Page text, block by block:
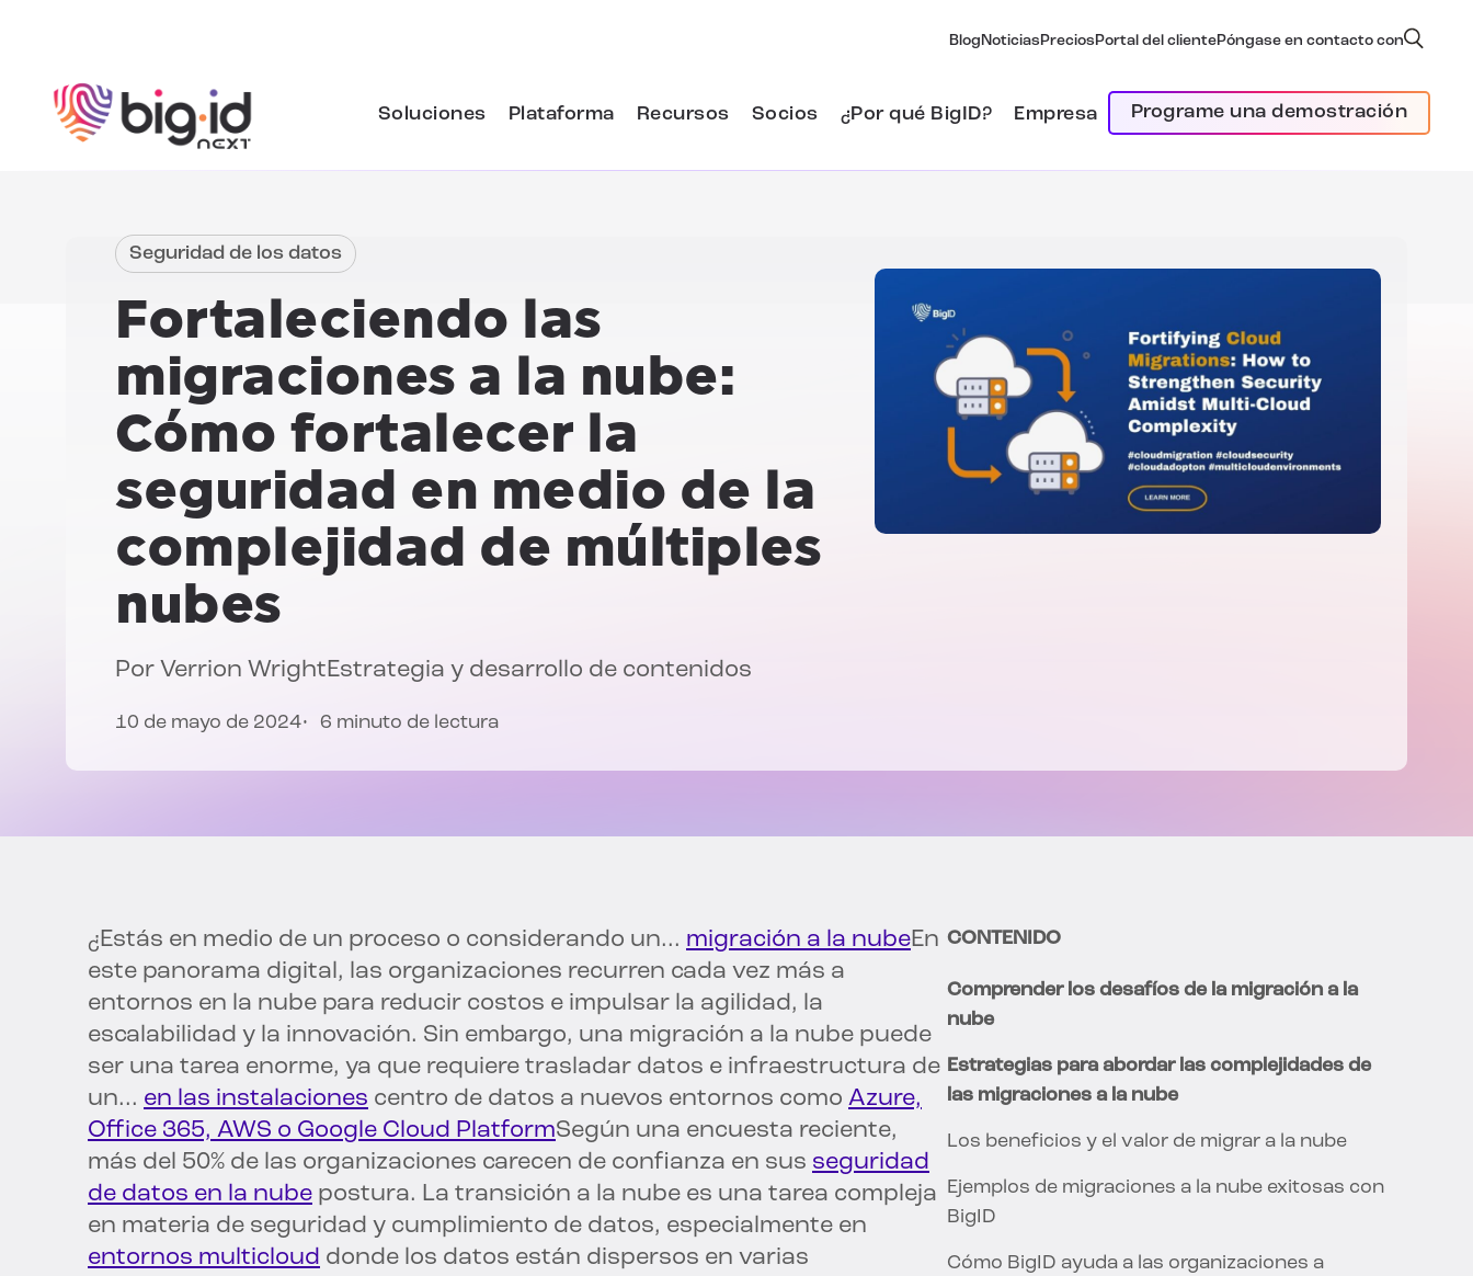
Blog Noticias Precios Portal del clientePóngase en contacto con
Soluciones Plataforma Recursos Socios ¿Por qué BigID? Empresa Programe una demostración
Seguridad de los datos
Fortaleciendo las
migraciones a la nube:
Cómo fortalecer la
seguridad en medio de la
complejidad de múltiples
nubes
Por Verrion WrightEstrategia y desarrollo de contenidos
10 de mayo de 2024 6 minuto de lectura
¿Estás en medio de un proceso o considerando un... migración a la nubeEn
este panorama digital, las organizaciones recurren cada vez más a
entornos en la nube para reducir costos e impulsar la agilidad, la
escalabilidad y la innovación. Sin embargo, una migración a la nube puede
ser una tarea enorme, ya que requiere trasladar datos e infraestructura de
un... en las instalaciones centro de datos a nuevos entornos como Azure,
Office 365, AWS o Google Cloud PlatformSegún una encuesta reciente,
más del 50% de las organizaciones carecen de confianza en sus seguridad
de datos en la nube postura. La transición a la nube es una tarea compleja
en materia de seguridad y cumplimiento de datos, especialmente en
entornos multicloud donde los datos están dispersos en varias
CONTENIDO
Comprender los desafíos de la migración a la
nube
Estrategias para abordar las complejidades de
las migraciones a la nube
Los beneficios y el valor de migrar a la nube
Ejemplos de migraciones a la nube exitosas con
BigID
Cómo BigID ayuda a las organizaciones a